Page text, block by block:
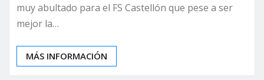
muy abultado para el FS Castellón que pese a ser
mejor la…
MÁS INFORMACIÓN